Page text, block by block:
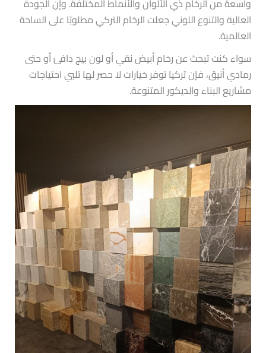
واسعة من الرخام ذي الألوان والأنماط المختلفة. وإن الجودة
العالية والتنوع اللوني جعلت الرخام التركي مطلوبًا على الساحة
العالمية.
سواء كنت تبحث عن رخام أبيض نقي أو لون بيج دافئ أو حتى
رمادي أنيق، فإن تركيا توفر خيارات لا حصر لها تلبي احتياجات
مشاريع البناء والديكور المتنوعة.